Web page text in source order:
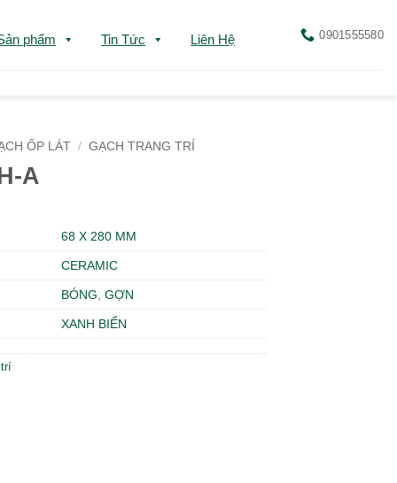
phẩm Tin Tức Liên Hệ 0901555580
ỐP LÁT / GẠCH TRANG TRÍ
A
68 X 280 MM
CERAMIC
BÓNG ,GỢN
XANH BIỂN